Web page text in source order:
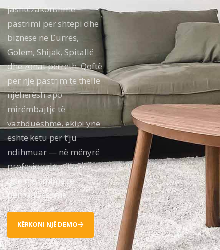
jashtëzakonshme
pastrimi për shtëpi dhe
biznese në Durrës,
Golem, Shijak, Spitallë
dhe zonat përreth. Qoftë
për një pastrim të thellë
njëherësh apo
mirëmbajtje të
vazhdueshme, ekipi ynë
është këtu për t’ju
ndihmuar — në mënyrë
profesionale, efikase
dhe me çmime të
përballueshme.
KËRKONI NJË DEMO